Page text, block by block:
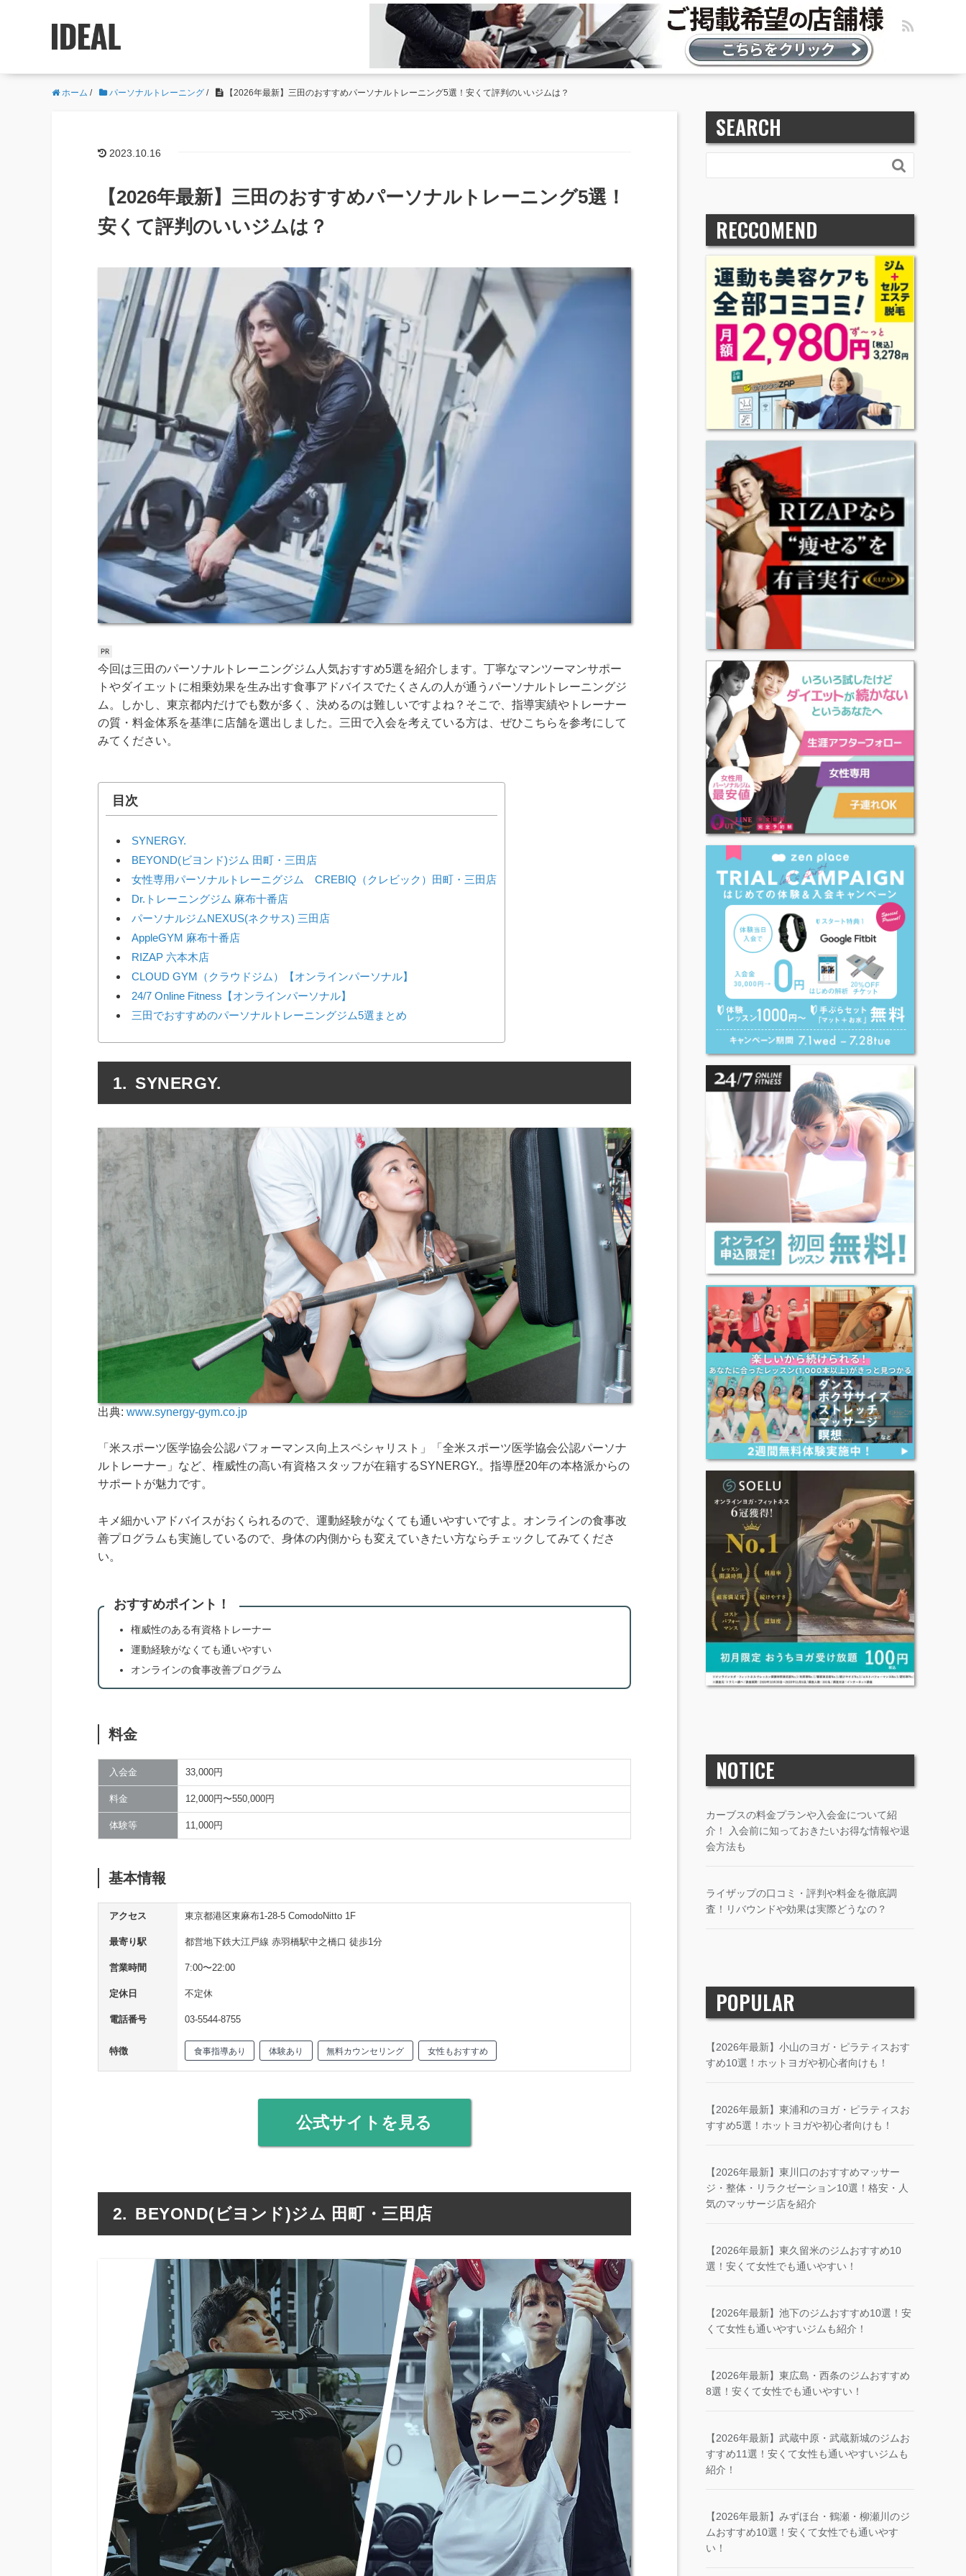
ホーム / パーソナルトレーニング / 【2026年最新】三田のおすすめパーソナルトレーニング5選！安くて評判のいいジムは？
2023.10.16
【2026年最新】三田のおすすめパーソナルトレーニング5選！
安くて評判のいいジムは？
今回は三田のパーソナルトレーニングジム人気おすすめ5選を紹介します。丁寧なマンツーマンサポー
トやダイエットに相乗効果を生み出す食事アドバイスでたくさんの人が通うパーソナルトレーニングジ
ム。しかし、東京都内だけでも数が多く、決めるのは難しいですよね？そこで、指導実績やトレーナー
の質・料金体系を基準に店舗を選出しました。三田で入会を考えている方は、ぜひこちらを参考にして
みてください。
目次
SYNERGY.
BEYOND(ビヨンド)ジム 田町・三田店
女性専用パーソナルトレーニグジム CREBIQ（クレビック）田町・三田店
Dr.トレーニングジム 麻布十番店
パーソナルジムNEXUS(ネクサス) 三田店
AppleGYM 麻布十番店
RIZAP 六本木店
CLOUD GYM（クラウドジム）【オンラインパーソナル】
24/7 Online Fitness【オンラインパーソナル】
三田でおすすめのパーソナルトレーニングジム5選まとめ
SYNERGY.
出典: www.synergy-gym.co.jp
「米スポーツ医学協会公認パフォーマンス向上スペシャリスト」「全米スポーツ医学協会公認パーソナ
ルトレーナー」など、権威性の高い有資格スタッフが在籍するSYNERGY.。指導歴20年の本格派からの
サポートが魅力です。
キメ細かいアドバイスがおくられるので、運動経験がなくても通いやすいですよ。オンラインの食事改
善プログラムも実施しているので、身体の内側からも変えていきたい方ならチェックしてみてくださ
い。
おすすめポイント！
権威性のある有資格トレーナー
運動経験がなくても通いやすい
オンラインの食事改善プログラム
料金
入会金 33,000円
料金 12,000円〜550,000円
体験等 11,000円
基本情報
アクセス 東京都港区東麻布1-28-5 ComodoNitto 1F
最寄り駅 都営地下鉄大江戸線 赤羽橋駅中之橋口 徒歩1分
営業時間 7:00〜22:00
定休日 不定休
電話番号 03-5544-8755
特徴 食事指導あり 体験あり 無料カウンセリング 女性もおすすめ
公式サイトを見る
BEYOND(ビヨンド)ジム 田町・三田店
SEARCH

RECCOMEND
NOTICE
カーブスの料金プランや入会金について紹
介！ 入会前に知っておきたいお得な情報や退
会方法も
ライザップの口コミ・評判や料金を徹底調
査！リバウンドや効果は実際どうなの？
POPULAR
【2026年最新】小山のヨガ・ピラティスおす
すめ10選！ホットヨガや初心者向けも！
【2026年最新】東浦和のヨガ・ピラティスお
すすめ5選！ホットヨガや初心者向けも！
【2026年最新】東川口のおすすめマッサー
ジ・整体・リラクゼーション10選！格安・人
気のマッサージ店を紹介
【2026年最新】東久留米のジムおすすめ10
選！安くて女性でも通いやすい！
【2026年最新】池下のジムおすすめ10選！安
くて女性も通いやすいジムも紹介！
【2026年最新】東広島・西条のジムおすすめ
8選！安くて女性でも通いやすい！
【2026年最新】武蔵中原・武蔵新城のジムお
すすめ11選！安くて女性も通いやすいジムも
紹介！
【2026年最新】みずほ台・鶴瀬・柳瀬川のジ
ムおすすめ10選！安くて女性でも通いやす
い！